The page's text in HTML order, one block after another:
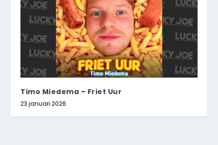
Timo Miedema – Friet Uur
23 januari 2026